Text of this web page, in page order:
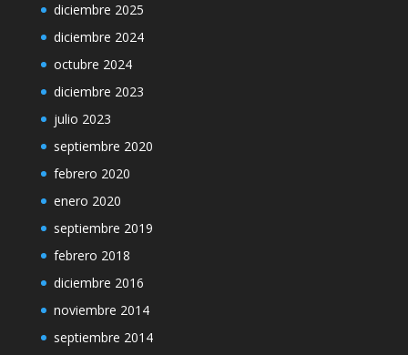
diciembre 2025
diciembre 2024
octubre 2024
diciembre 2023
julio 2023
septiembre 2020
febrero 2020
enero 2020
septiembre 2019
febrero 2018
diciembre 2016
noviembre 2014
septiembre 2014